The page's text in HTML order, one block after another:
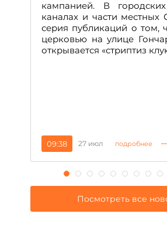
кампанией. В
каналах и части
серия публикаций о том,
церковью на улице
открывается «стриптиз
09:38 27 июл подробнее
Посмотреть все